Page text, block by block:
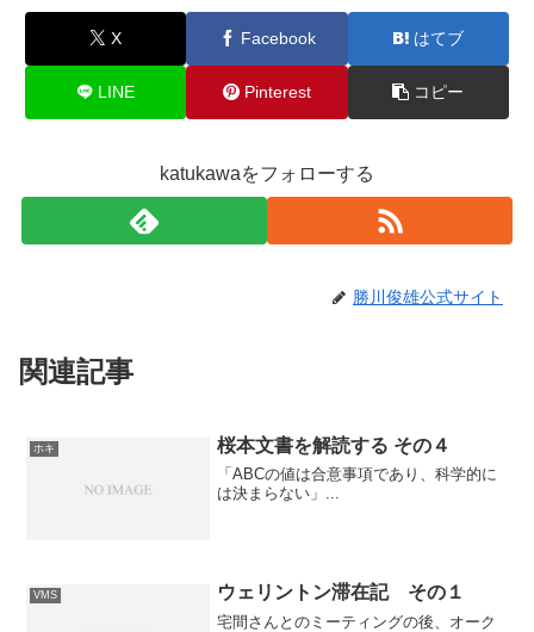
X Facebook はてブ
LINE Pinterest コピー
katukawaをフォローする
勝川俊雄公式サイト
関連記事
ホキ 桜本文書を解読する その４
「ABCの値は合意事項であり、科学的に
は決まらない」...
VMS ウェリントン滞在記 その１
宅間さんとのミーティングの後、オーク